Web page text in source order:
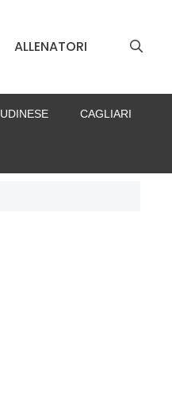
ALLENATORI
UDINESE CAGLIARI